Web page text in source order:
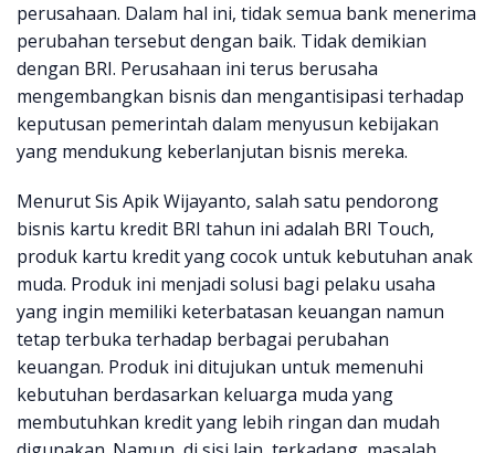
perusahaan. Dalam hal ini, tidak semua bank menerima
perubahan tersebut dengan baik. Tidak demikian
dengan BRI. Perusahaan ini terus berusaha
mengembangkan bisnis dan mengantisipasi terhadap
keputusan pemerintah dalam menyusun kebijakan
yang mendukung keberlanjutan bisnis mereka.
Menurut Sis Apik Wijayanto, salah satu pendorong
bisnis kartu kredit BRI tahun ini adalah BRI Touch,
produk kartu kredit yang cocok untuk kebutuhan anak
muda. Produk ini menjadi solusi bagi pelaku usaha
yang ingin memiliki keterbatasan keuangan namun
tetap terbuka terhadap berbagai perubahan
keuangan. Produk ini ditujukan untuk memenuhi
kebutuhan berdasarkan keluarga muda yang
membutuhkan kredit yang lebih ringan dan mudah